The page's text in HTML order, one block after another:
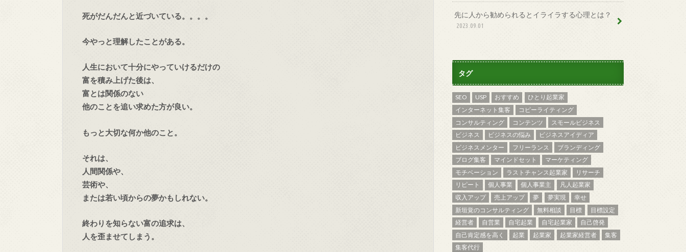
死がだんだんと近づいている。。。。
今やっと理解したことがある。
人生において十分にやっていけるだけの
富を積み上げた後は、
富とは関係のない
他のことを追い求めた方が良い。
もっと大切な何か他のこと。
それは、
人間関係や、
芸術や、
または若い頃からの夢かもしれない。
終わりを知らない富の追求は、
人を歪ませてしまう。
先に人から勧められるとイライラする心理とは？
2023.09.01
タグ
SEO USP おすすめ
ひとり起業家
インターネット集客
コピーライティング
コンサルティング
コンテンツ
スモールビジネス
ビジネス
ビジネスの悩み
ビジネスアイディア
ビジネスメンター
フリーランス
ブランディング
ブログ集客
マインドセット
マーケティング
モチベーション
ラストチャンス起業家
リサーチ
リピート
個人事業 個人事業主
凡人起業家
収入アップ
売上アップ 夢 夢実現
幸せ
新垣覚のコンサルティング
無料相談 目標
目標設定
経営者
自営業 自宅起業 自宅起業家
自己啓発
自己肯定感を高く
起業 起業家 起業家経営者
集客
集客代行